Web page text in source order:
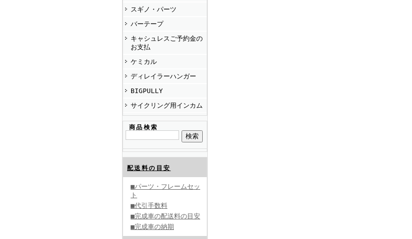
スギノ・パーツ
バーテープ
キャシュレスご予約金の
お支払
ケミカル
ディレイラーハンガー
BIGPULLY
サイクリング用インカム
商品検索
配送料の目安
■パーツ・フレームセッ
ト
■代引手数料
■完成車の配送料の目安
■完成車の納期